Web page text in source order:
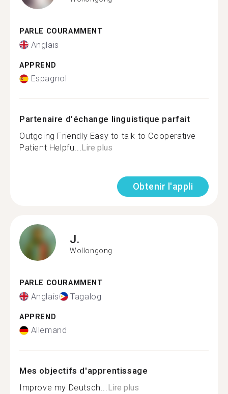
PARLE COURAMMENT
Anglais
APPREND
Espagnol
Partenaire d'échange linguistique parfait
Outgoing Friendly Easy to talk to Cooperative
Patient Helpfu...Lire plus
Obtenir l'appli
J.
Wollongong
PARLE COURAMMENT
Anglais Tagalog
APPREND
Allemand
Mes objectifs d'apprentissage
Improve my Deutsch...Lire plus